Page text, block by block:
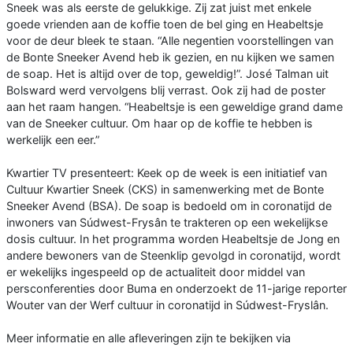
Sneek was als eerste de gelukkige. Zij zat juist met enkele
goede vrienden aan de koffie toen de bel ging en Heabeltsje
voor de deur bleek te staan. “Alle negentien voorstellingen van
de Bonte Sneeker Avend heb ik gezien, en nu kijken we samen
de soap. Het is altijd over de top, geweldig!”. José Talman uit
Bolsward werd vervolgens blij verrast. Ook zij had de poster
aan het raam hangen. “Heabeltsje is een geweldige grand dame
van de Sneeker cultuur. Om haar op de koffie te hebben is
werkelijk een eer.”
Kwartier TV presenteert: Keek op de week is een initiatief van
Cultuur Kwartier Sneek (CKS) in samenwerking met de Bonte
Sneeker Avend (BSA). De soap is bedoeld om in coronatijd de
inwoners van Súdwest-Frysân te trakteren op een wekelijkse
dosis cultuur. In het programma worden Heabeltsje de Jong en
andere bewoners van de Steenklip gevolgd in coronatijd, wordt
er wekelijks ingespeeld op de actualiteit door middel van
persconferenties door Buma en onderzoekt de 11-jarige reporter
Wouter van der Werf cultuur in coronatijd in Súdwest-Fryslân.
Meer informatie en alle afleveringen zijn te bekijken via